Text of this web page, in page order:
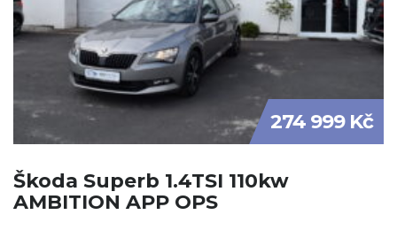
274 999 Kč
Škoda Superb 1.4TSI 110kw
AMBITION APP OPS